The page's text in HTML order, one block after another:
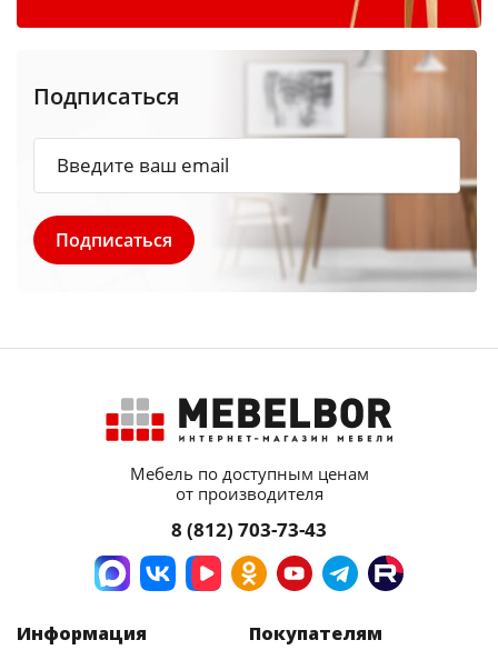
Подписаться
Мебель по доступным ценам
от производителя
8 (812) 703-73-43
Информация
Покупателям